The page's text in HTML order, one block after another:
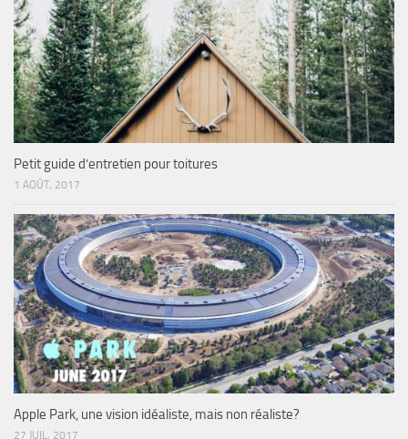
Petit guide d’entretien pour toitures
1 AOÛT, 2017
Apple Park, une vision idéaliste, mais non réaliste?
27 JUIL, 2017